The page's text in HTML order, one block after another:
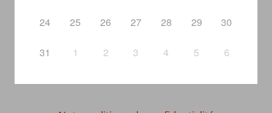
24 25 26 27 28 29 30
31 1 2 3 4 5 6